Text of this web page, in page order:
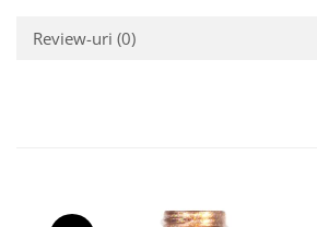
Review-uri (0)